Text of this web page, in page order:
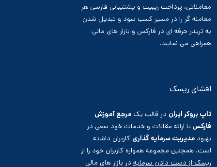
معاملاتی، پرداخت ریبیت و پشتیبانی فارسی هر
معامله گر را در مسیر کسب سود و تبدیل شدن
به تریدر حرفه ای در فارکس و بازار های مالی
همراهی می نمایند.
افشای ریسک
تاپ بروکر ایران در قالب یک مرجع آموزش
فارکس با ارائه مقالات و خدمات خود سعی در
بهبود مدیریت سرمایه گذاری کاربران داشته
است. همچنین مجموعه همواره کاربران خود را از
ریسک از دست دادن سرمایه در بازار های مالی